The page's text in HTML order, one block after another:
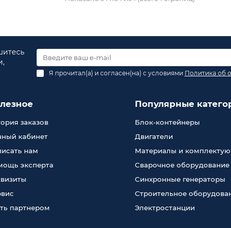
Я прочитал(а) и согласен(на) с условиями Политика об
заказов
кабинет
нам
эксперта
партнером
Популярные
Блок-контейнеры
Двигатели
Материалы и
Сварочное оборудование
Синхронные генераторы
Строительное
Электростанции